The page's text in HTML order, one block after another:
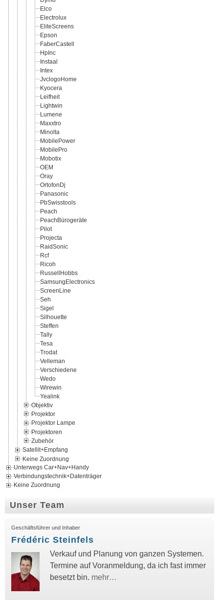
Elco
Electrolux
EliteScreens
Epson
FaberCastell
HpInc
Instaal
Intex
JvclogoHome
Kyocera
Leifheit
Lightwin
Lumene
Maxxtro
Minolta
MobilePower
MobilePro
Mobotix
OEM
Oray
OrtofonDj
Panasonic
PbSwisstools
Peach
PeachBürogeräte
Pilot
Projecta
RaidSonic
Rcf
Ricoh
RussellHobbs
SamsungElectronics
ScreenLine
Seh
Sigel
Silhouette
Steffen
Tally
Tesa
Trodat
Velleman
Verschiedene
Wedo
Wirewin
Yealink
Objektiv
Projektor
Projektor Lampe
Projektoren
Zubehör
Satellit+Empfang
Keine Zuordnung
Unterwegs Car+Nav+Handy
Verbindungstechnik+Datenträger
Keine Zuordnung
Unser Team
Geschäftsführer und Inhaber
Frédéric Steinfels
Verkauf und Planung von ganzen Systemen.
Termine auf Voranmeldung, da ich fast immer
besetzt bin. mehr…